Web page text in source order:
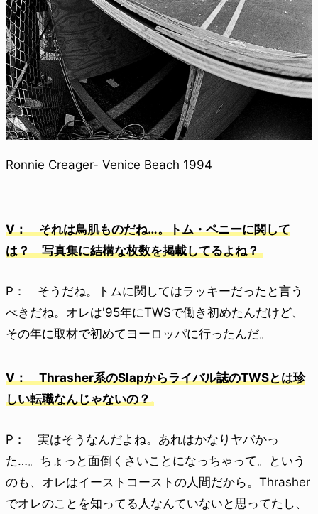
Ronnie Creager- Venice Beach 1994
V： それは鳥肌ものだね…。トム・ペニーに関して
は？ 写真集に結構な枚数を掲載してるよね？
P： そうだね。トムに関してはラッキーだったと言う
べきだね。オレは'95年にTWSで働き初めたんだけど、
その年に取材で初めてヨーロッパに行ったんだ。
V： Thrasher系のSlapからライバル誌のTWSとは珍
しい転職なんじゃないの？
P： 実はそうなんだよね。あれはかなりヤバかっ
た…。ちょっと面倒くさいことになっちゃって。という
のも、オレはイーストコーストの人間だから。Thrasher
でオレのことを知ってる人なんていないと思ってたし、